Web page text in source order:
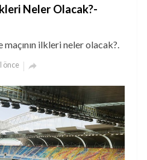
Neler Olacak?-
ilkleri neler olacak?.
önce 